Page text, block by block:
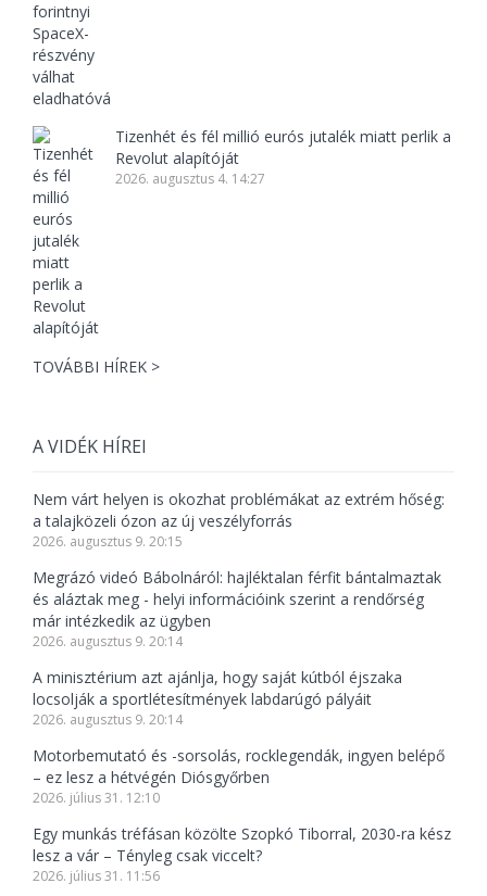
Tizenhét és fél millió eurós jutalék miatt perlik a
Revolut alapítóját
2026. augusztus 4. 14:27
TOVÁBBI HÍREK >
A VIDÉK HÍREI
Nem várt helyen is okozhat problémákat az extrém hőség:
a talajközeli ózon az új veszélyforrás
2026. augusztus 9. 20:15
Megrázó videó Bábolnáról: hajléktalan férfit bántalmaztak
és aláztak meg - helyi információink szerint a rendőrség
már intézkedik az ügyben
2026. augusztus 9. 20:14
A minisztérium azt ajánlja, hogy saját kútból éjszaka
locsolják a sportlétesítmények labdarúgó pályáit
2026. augusztus 9. 20:14
Motorbemutató és -sorsolás, rocklegendák, ingyen belépő
– ez lesz a hétvégén Diósgyőrben
2026. július 31. 12:10
Egy munkás tréfásan közölte Szopkó Tiborral, 2030-ra kész
lesz a vár – Tényleg csak viccelt?
2026. július 31. 11:56